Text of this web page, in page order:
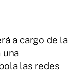
a cargo de la
una
las redes